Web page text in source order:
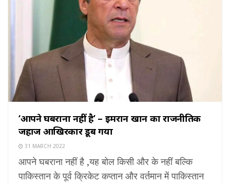
‘आपने घबराना नहीं है’ – इमरान खान का राजनीतिक
जहाज आखिरकार डूब गया
31 MARCH 2022
आपने घबराना नहीं है ,यह बोल किसी और के नहीं बल्कि
पाकिस्तान के पूर्व क्रिकेट कप्तान और वर्तमान में पाकिस्तान